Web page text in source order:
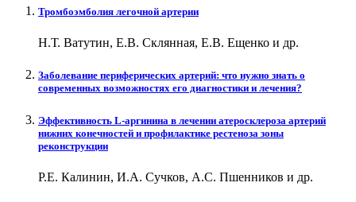
Тромбоэмболия легочной артерии
Н.Т. Ватутин, Е.В. Склянная, Е.В. Ещенко и др.
Заболевание периферических артерий: что нужно знать о
современных возможностях его диагностики и лечения?
Эффективность L-аргинина в лечении атеросклероза артерий
нижних конечностей и профилактике рестеноза зоны
реконструкции
Р.Е. Калинин, И.А. Сучков, А.С. Пшенников и др.